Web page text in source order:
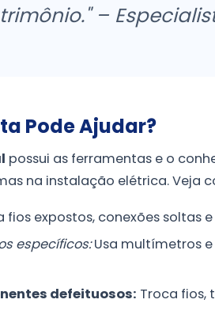
–
Pode Ajudar?
possui as ferramentas e o
na instalação elétrica. Veja
fios expostos, conexões soltas
específicos:Usa multímetros
defeituosos: Troca fios,